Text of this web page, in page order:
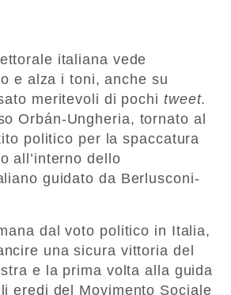
italiana vede
e alza i toni, anche su
meritevoli di pochi tweet.
Orbán-Ungheria, tornato al
politico per la spaccatura
all’interno dello
guidato da Berlusconi-
dal voto politico in Italia,
una sicura vittoria del
e la prima volta alla guida
eredi del Movimento Sociale